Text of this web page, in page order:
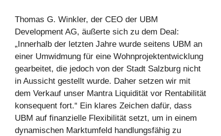
Thomas G. Winkler, der CEO der UBM
Development AG, äußerte sich zu dem Deal:
„Innerhalb der letzten Jahre wurde seitens UBM an
einer Umwidmung für eine Wohnprojektentwicklung
gearbeitet, die jedoch von der Stadt Salzburg nicht
in Aussicht gestellt wurde. Daher setzen wir mit
dem Verkauf unser Mantra Liquidität vor Rentabilität
konsequent fort.“ Ein klares Zeichen dafür, dass
UBM auf finanzielle Flexibilität setzt, um in einem
dynamischen Marktumfeld handlungsfähig zu